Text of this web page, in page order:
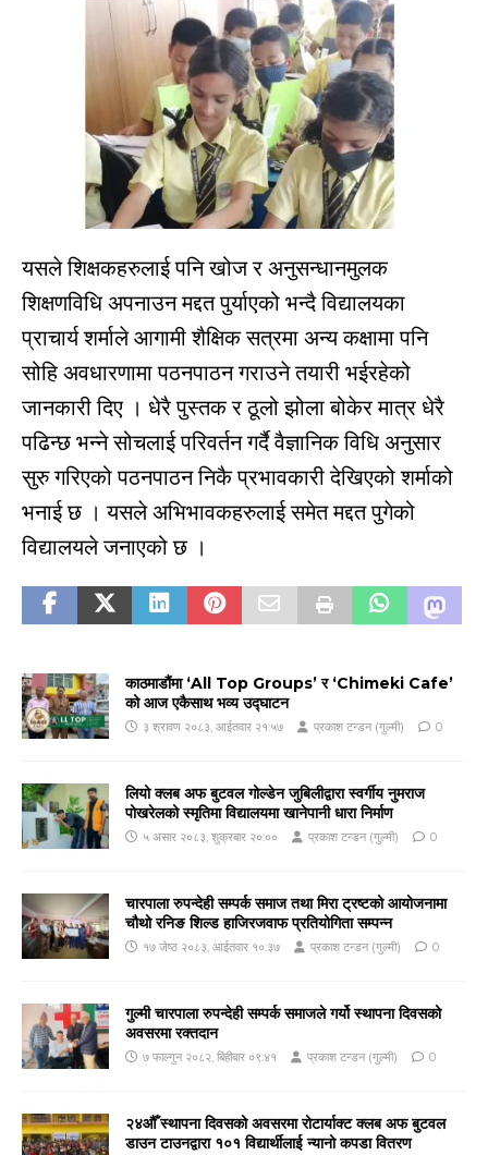
यसले शिक्षकहरुलाई पनि खोज र अनुसन्धानमुलक
शिक्षणविधि अपनाउन मद्दत पुर्याएको भन्दै विद्यालयका
प्राचार्य शर्माले आगामी शैक्षिक सत्रमा अन्य कक्षामा पनि
सोहि अवधारणामा पठनपाठन गराउने तयारी भईरहेको
जानकारी दिए । धेरै पुस्तक र ठूलो झोला बोकेर मात्र धेरै
पढिन्छ भन्ने सोचलाई परिवर्तन गर्दै वैज्ञानिक विधि अनुसार
सुरु गरिएको पठनपाठन निकै प्रभावकारी देखिएको शर्माको
भनाई छ । यसले अभिभावकहरुलाई समेत मद्दत पुगेको
विद्यालयले जनाएको छ ।
काठमाडौंमा ‘All Top Groups’ र ‘Chimeki Cafe’
को आज एकैसाथ भव्य उद्घाटन
३ श्रावण २०८३, आईतवार २१:५७ प्रकाश टन्डन (गुल्मी) 0
लियो क्लब अफ बुटवल गोल्डेन जुबिलीद्वारा स्वर्गीय नुमराज
पोखरेलको स्मृतिमा विद्यालयमा खानेपानी धारा निर्माण
५ असार २०८३, शुक्रबार २०:०० प्रकाश टन्डन (गुल्मी) 0
चारपाला रुपन्देही सम्पर्क समाज तथा मिरा ट्रष्टको आयोजनामा
चौथो रनिङ शिल्ड हाजिरजवाफ प्रतियोगिता सम्पन्न
१७ जेष्ठ २०८३, आईतवार १०:३७ प्रकाश टन्डन (गुल्मी) 0
गुल्मी चारपाला रुपन्देही सम्पर्क समाजले गर्यो स्थापना दिवसको
अवसरमा रक्तदान
७ फाल्गुन २०८२, बिहीबार ०९:४१ प्रकाश टन्डन (गुल्मी) 0
२४औँ स्थापना दिवसको अवसरमा रोटार्याक्ट क्लब अफ बुटवल
डाउन टाउनद्वारा १०१ विद्यार्थीलाई न्यानो कपडा वितरण